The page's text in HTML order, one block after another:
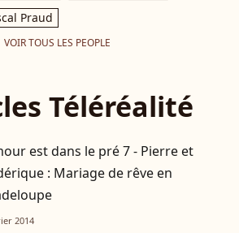
Praud
VOIR TOUS LES PEOPLE
Téléréalité
est dans le pré 7 - Pierre et
: Mariage de rêve en
2014